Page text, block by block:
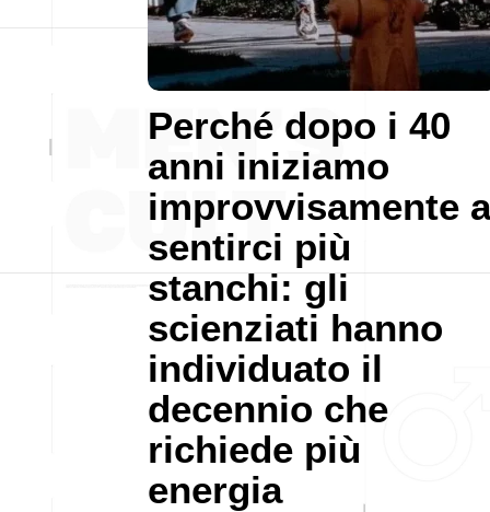
Perché dopo i 40
anni iniziamo
improvvisamente a
sentirci più
stanchi: gli
scienziati hanno
individuato il
decennio che
richiede più
energia